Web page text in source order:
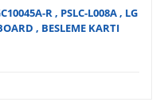
R , PSLC-L008A , LG
, BESLEME KARTI